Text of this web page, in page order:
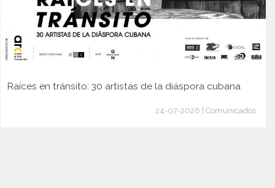
Raíces en tránsito: 30 artistas de la diáspora cubana
24-07-2026 | Comunicados